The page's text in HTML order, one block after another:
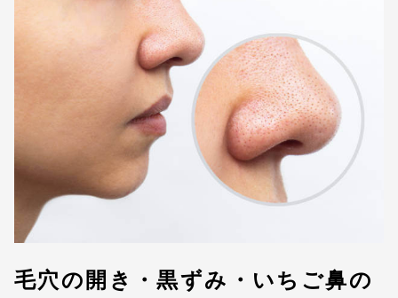
毛穴の開き・黒ずみ・いちご鼻の